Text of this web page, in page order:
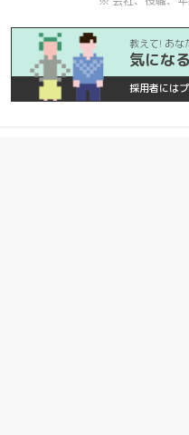
教えて! あな
気にな
採用者には